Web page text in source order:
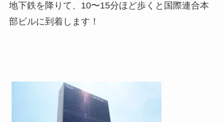
地下鉄を降りて、10〜15分ほど歩くと国際連合本
部ビルに到着します！